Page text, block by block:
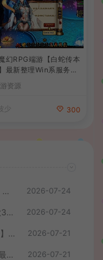
幻RPG端游【白蛇传本
最新整理Win系服务端
资源
波少 300
典藏MMORPG端游【醉西游本地端】最新最新整理Win系服务端+PC客户端+GM后台+详细搭建教程 2026-07-24
唯美3D仙侠端游【云中歌之青云战歌3D本地端】最整理Win系服务端+PC客户端+GM工具+详细搭建教程 2026-07-24
经典2.5D传奇端游【热血虎卫本地端】最新整理Win系服务端+PC客户端+详细搭建教程 2026-07-21
典藏魔幻RPG端游【白蛇传本地端】最新整理Win系服务端+PC客户端+GM工具+详细搭建教程 2026-07-21